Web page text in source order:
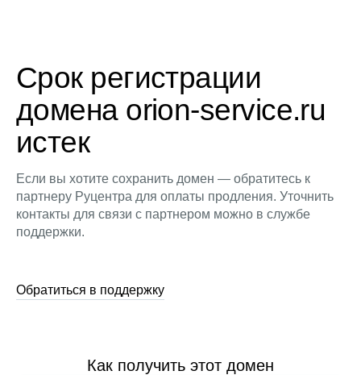
Срок регистрации
домена orion-service.ru
истек
Если вы хотите сохранить домен — обратитесь к
партнеру Руцентра для оплаты продления. Уточнить
контакты для связи с партнером можно в службе
поддержки.
Обратиться в поддержку
Как получить этот домен